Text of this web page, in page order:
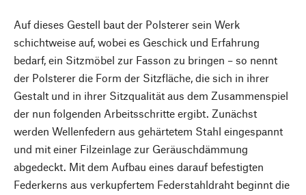
Auf dieses Gestell baut der Polsterer sein Werk
schichtweise auf, wobei es Geschick und Erfahrung
bedarf, ein Sitzmöbel zur Fasson zu bringen – so nennt
der Polsterer die Form der Sitzfläche, die sich in ihrer
Gestalt und in ihrer Sitzqualität aus dem Zusammenspiel
der nun folgenden Arbeitsschritte ergibt. Zunächst
werden Wellenfedern aus gehärtetem Stahl eingespannt
und mit einer Filzeinlage zur Geräuschdämmung
abgedeckt. Mit dem Aufbau eines darauf befestigten
Federkerns aus verkupfertem Federstahldraht beginnt die